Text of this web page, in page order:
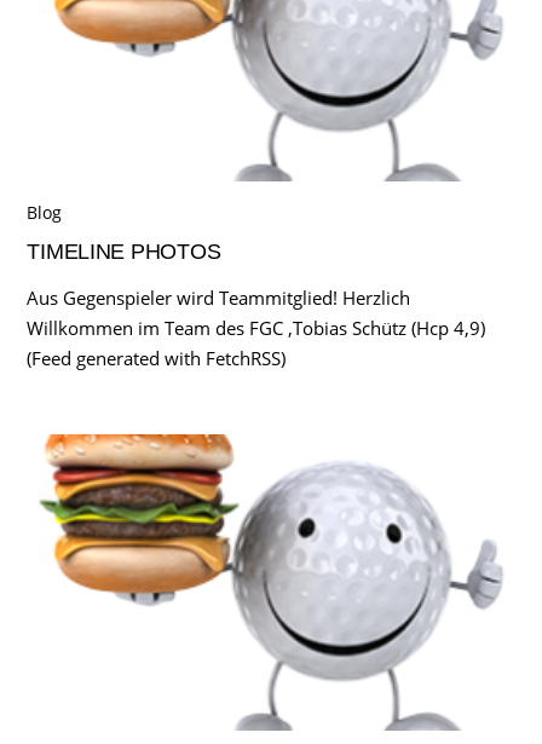
Blog
TIMELINE PHOTOS
Aus Gegenspieler wird Teammitglied! Herzlich
Willkommen im Team des FGC ,Tobias Schütz (Hcp 4,9)
(Feed generated with FetchRSS)